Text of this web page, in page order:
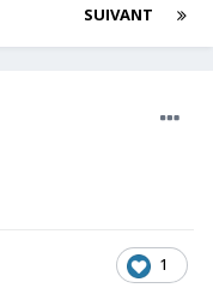
SUIVANT
1